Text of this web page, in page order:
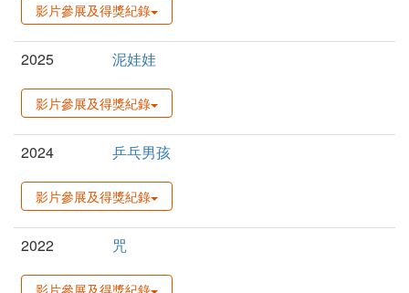
影片參展及得獎紀錄
2025 泥娃娃
影片參展及得獎紀錄
2024 乒乓男孩
影片參展及得獎紀錄
2022 咒